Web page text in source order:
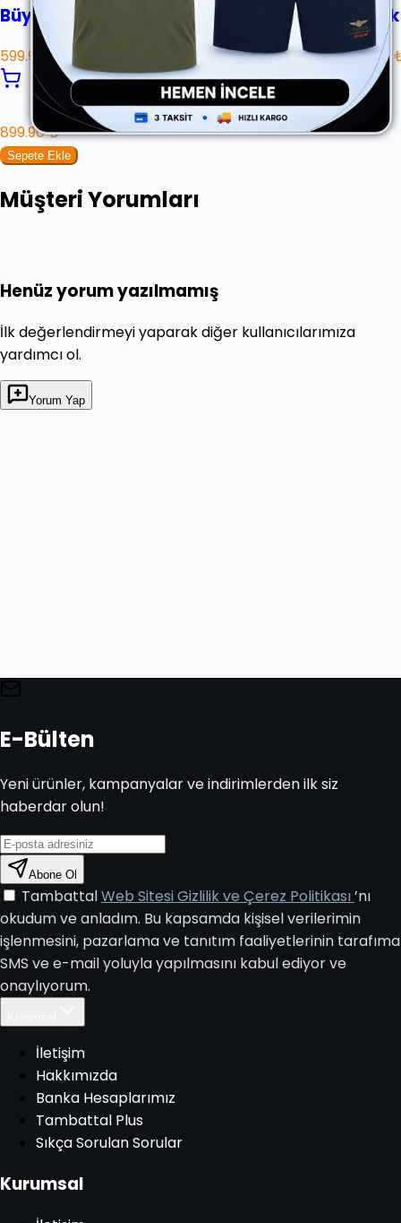
Büyük Beden Bis. Yaka Selanik Sweat
599.90 ₺ 999.90
899.90 ₺
Sepete Ekle
Müşteri Yorumları
Henüz yorum yazılmamış
İlk değerlendirmeyi yaparak diğer kullanıcılarımıza
yardımcı ol.
Yorum Yap
E-Bülten
Yeni ürünler, kampanyalar ve indirimlerden ilk siz
haberdar olun!
Abone Ol
TambattalWeb Sitesi Gizlilik ve Çerez Politikası’nı
okudum ve anladım. Bu kapsamda kişisel verilerimin
işlenmesini, pazarlama ve tanıtım faaliyetlerinin tarafıma
SMS ve e-mail yoluyla yapılmasını kabul ediyor ve
onaylıyorum.
İletişim
Hakkımızda
Banka Hesaplarımız
Tambattal Plus
Sıkça Sorulan Sorular
Kurumsal